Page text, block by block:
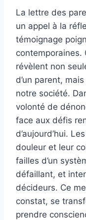
La lettre des
un appel à la
témoignage
contemporaines.
révèlent non
d’un parent,
notre société.
volonté de
face aux défis
d’aujourd’hui.
douleur et leur
failles d’un
défaillant, et
décideurs. Ce
constat, se
prendre